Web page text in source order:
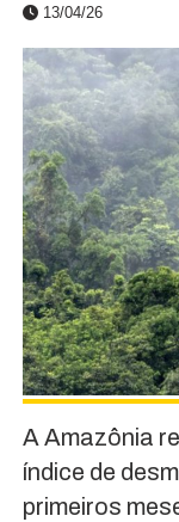
13/04/26
A Amazônia
índice de
primeiros